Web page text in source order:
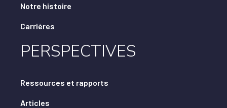
Notre histoire
Carrières
PERSPECTIVES
Ressources et rapports
Articles